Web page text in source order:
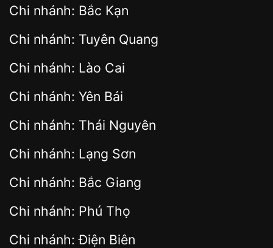
Chi nhánh: Bắc Kạn
Chi nhánh: Tuyên Quang
Chi nhánh: Lào Cai
Chi nhánh: Yên Bái
Chi nhánh: Thái Nguyên
Chi nhánh: Lạng Sơn
Chi nhánh: Bắc Giang
Chi nhánh: Phú Thọ
Chi nhánh: Điện Biên